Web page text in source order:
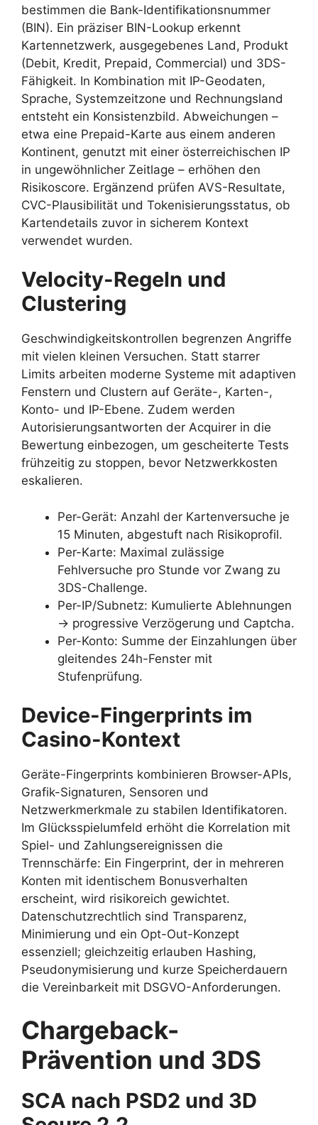
bestimmen die Bank-Identifikationsnummer
(BIN). Ein präziser BIN-Lookup erkennt
Kartennetzwerk, ausgegebenes Land, Produkt
(Debit, Kredit, Prepaid, Commercial) und 3DS-
Fähigkeit. In Kombination mit IP-Geodaten,
Sprache, Systemzeitzone und Rechnungsland
entsteht ein Konsistenzbild. Abweichungen –
etwa eine Prepaid-Karte aus einem anderen
Kontinent, genutzt mit einer österreichischen IP
in ungewöhnlicher Zeitlage – erhöhen den
Risikoscore. Ergänzend prüfen AVS-Resultate,
CVC-Plausibilität und Tokenisierungsstatus, ob
Kartendetails zuvor in sicherem Kontext
verwendet wurden.
Velocity-Regeln und
Clustering
Geschwindigkeitskontrollen begrenzen Angriffe
mit vielen kleinen Versuchen. Statt starrer
Limits arbeiten moderne Systeme mit adaptiven
Fenstern und Clustern auf Geräte-, Karten-,
Konto- und IP-Ebene. Zudem werden
Autorisierungsantworten der Acquirer in die
Bewertung einbezogen, um gescheiterte Tests
frühzeitig zu stoppen, bevor Netzwerkkosten
eskalieren.
Per-Gerät: Anzahl der Kartenversuche je
15 Minuten, abgestuft nach Risikoprofil.
Per-Karte: Maximal zulässige
Fehlversuche pro Stunde vor Zwang zu
3DS-Challenge.
Per-IP/Subnetz: Kumulierte Ablehnungen
→ progressive Verzögerung und Captcha.
Per-Konto: Summe der Einzahlungen über
gleitendes 24h-Fenster mit
Stufenprüfung.
Device-Fingerprints im
Casino-Kontext
Geräte-Fingerprints kombinieren Browser-APIs,
Grafik-Signaturen, Sensoren und
Netzwerkmerkmale zu stabilen Identifikatoren.
Im Glücksspielumfeld erhöht die Korrelation mit
Spiel- und Zahlungsereignissen die
Trennschärfe: Ein Fingerprint, der in mehreren
Konten mit identischem Bonusverhalten
erscheint, wird risikoreich gewichtet.
Datenschutzrechtlich sind Transparenz,
Minimierung und ein Opt-Out-Konzept
essenziell; gleichzeitig erlauben Hashing,
Pseudonymisierung und kurze Speicherdauern
die Vereinbarkeit mit DSGVO-Anforderungen.
Chargeback-
Prävention und 3DS
SCA nach PSD2 und 3D